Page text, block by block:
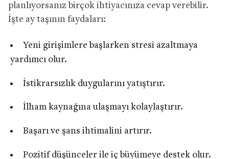
planlıyorsanız birçok ihtiyacınıza cevap verebilir.
İşte ay taşının faydaları:
Yeni girişimlere başlarken stresi azaltmaya
yardımcı olur.
İstikrarsızlık duygularını yatıştırır.
İlham kaynağına ulaşmayı kolaylaştırır.
Başarı ve şans ihtimalini artırır.
Pozitif düşünceler ile iç büyümeye destek olur.